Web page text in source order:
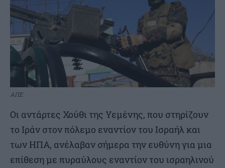
ΑΠΕ
Οι αντάρτες Χούθι της Υεμένης, που στηρίζουν
το Ιράν στον πόλεμο εναντίον του Ισραήλ και
των ΗΠΑ, ανέλαβαν σήμερα την ευθύνη για μια
επίθεση με πυραύλους εναντίον του ισραηλινού